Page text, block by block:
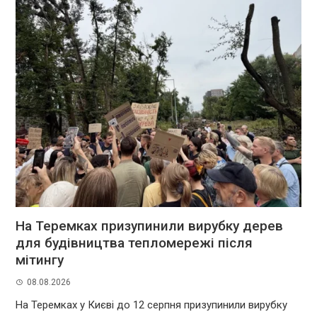
На Теремках призупинили вирубку дерев
для будівництва тепломережі після
мітингу
08.08.2026
На Теремках у Києві до 12 серпня призупинили вирубку